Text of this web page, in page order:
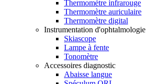
Thermomètre infrarouge
Thermomètre auriculaire
Thermomètre digital
Instrumentation d'ophtalmologie
Skiascope
Lampe à fente
Tonomètre
Accessoires diagnostic
Abaisse langue